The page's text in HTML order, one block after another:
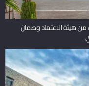
هيئة الاعتماد وضمان